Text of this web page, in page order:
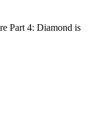
Part 4: Diamond is